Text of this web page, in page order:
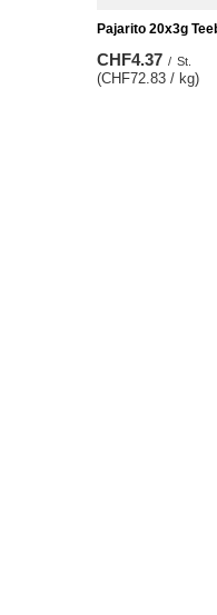
Pajarito 20x3g
CHF4.37 / St.
(CHF72.83 / kg)